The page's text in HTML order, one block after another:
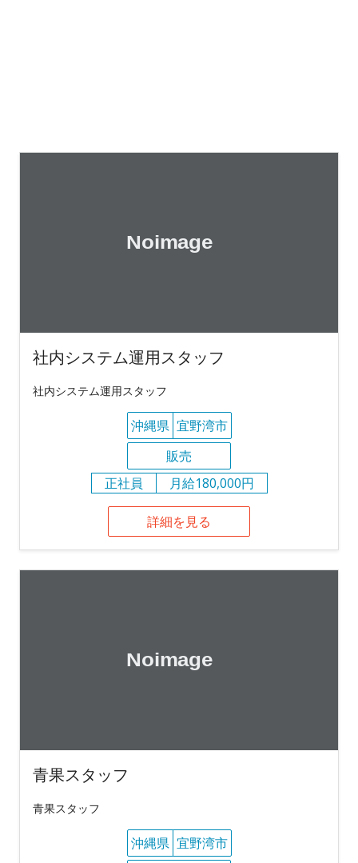
社内システム運用スタッフ
社内システム運用スタッフ
沖縄県 宜野湾市
販売
正社員
月給180,000円
詳細を見る
青果スタッフ
青果スタッフ
沖縄県 宜野湾市